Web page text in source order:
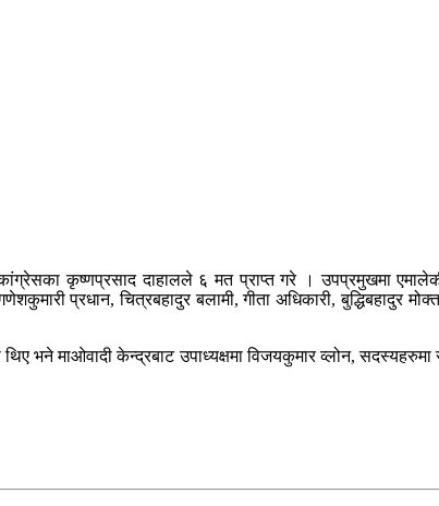
कृष्णप्रसाद दाहालले ६ मत प्राप्त गरे । उपप्रमुखमा
प्रधान, चित्रबहादुर बलामी, गीता अधिकारी, बुद्धिबहादुर
भने माओवादी केन्द्रबाट उपाध्यक्षमा विजयकुमार व्लोन, सदस्यहरुमा